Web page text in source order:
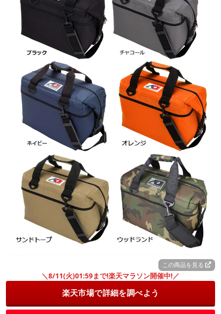
この商品を見る
＼8/11(火)01:59まで!楽天マラソン開催中!／
楽天市場で詳細を調べよう